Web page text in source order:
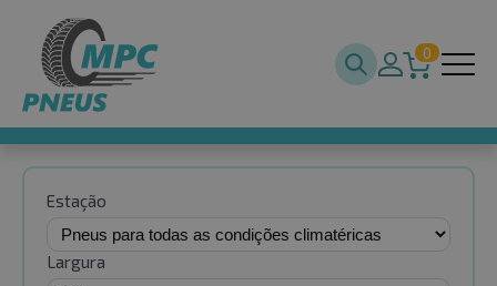
0
Estação
Largura